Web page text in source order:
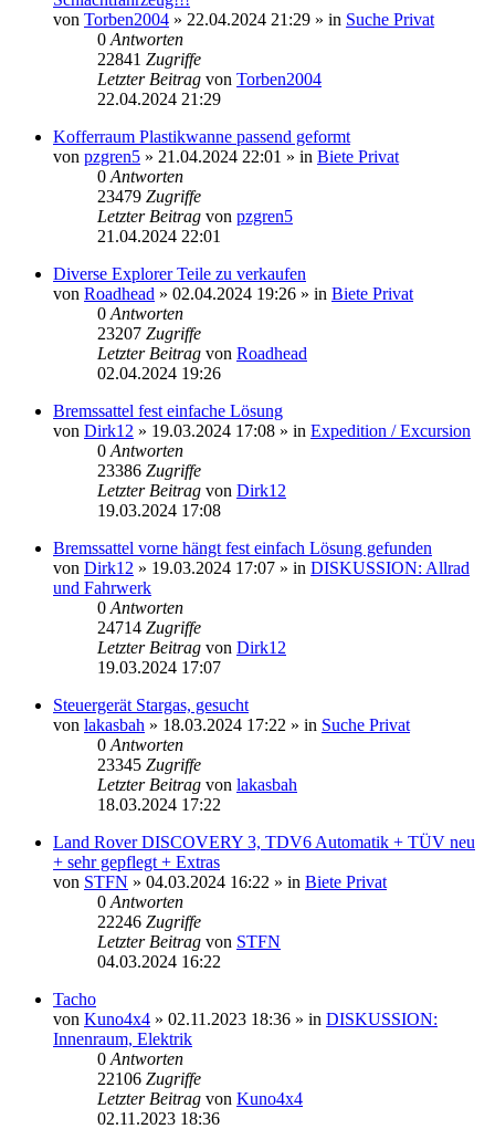
von Torben2004 » 22.04.2024 21:29 » in Suche Privat
0 Antworten
22841 Zugriffe
Letzter Beitrag von Torben2004
22.04.2024 21:29
Kofferraum Plastikwanne passend geformt
von pzgren5 » 21.04.2024 22:01 » in Biete Privat
0 Antworten
23479 Zugriffe
Letzter Beitrag von pzgren5
21.04.2024 22:01
Diverse Explorer Teile zu verkaufen
von Roadhead » 02.04.2024 19:26 » in Biete Privat
0 Antworten
23207 Zugriffe
Letzter Beitrag von Roadhead
02.04.2024 19:26
Bremssattel fest einfache Lösung
von Dirk12 » 19.03.2024 17:08 » in Expedition / Excursion
0 Antworten
23386 Zugriffe
Letzter Beitrag von Dirk12
19.03.2024 17:08
Bremssattel vorne hängt fest einfach Lösung gefunden
von Dirk12 » 19.03.2024 17:07 » in DISKUSSION: Allrad
und Fahrwerk
0 Antworten
24714 Zugriffe
Letzter Beitrag von Dirk12
19.03.2024 17:07
Steuergerät Stargas, gesucht
von lakasbah » 18.03.2024 17:22 » in Suche Privat
0 Antworten
23345 Zugriffe
Letzter Beitrag von lakasbah
18.03.2024 17:22
Land Rover DISCOVERY 3, TDV6 Automatik + TÜV neu
+ sehr gepflegt + Extras
von STFN » 04.03.2024 16:22 » in Biete Privat
0 Antworten
22246 Zugriffe
Letzter Beitrag von STFN
04.03.2024 16:22
Tacho
von Kuno4x4 » 02.11.2023 18:36 » in DISKUSSION:
Innenraum, Elektrik
0 Antworten
22106 Zugriffe
Letzter Beitrag von Kuno4x4
02.11.2023 18:36